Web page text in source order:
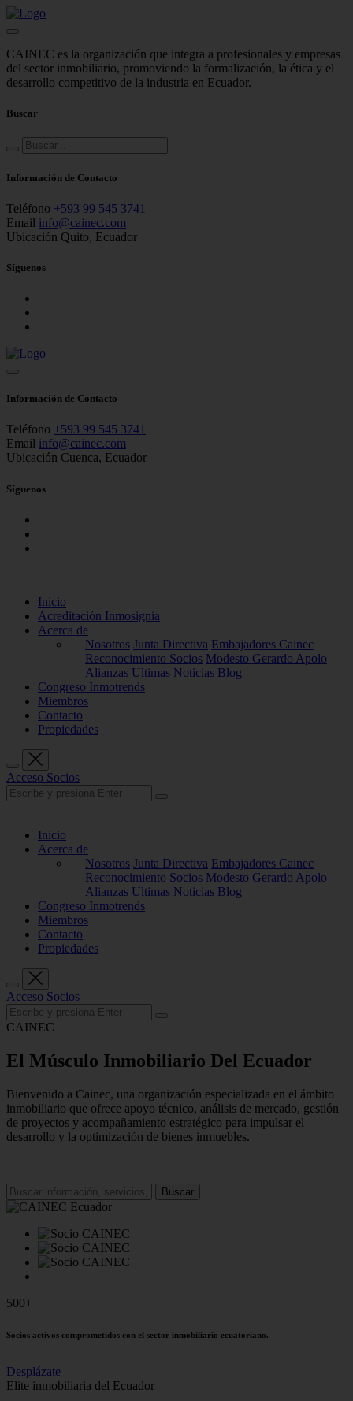
CAINEC es la organización que integra a profesionales y empresas
del sector inmobiliario, promoviendo la formalización, la ética y el
desarrollo competitivo de la industria en Ecuador.
Buscar
Información de Contacto
Teléfono +593 99 545 3741
Email info@cainec.com
Ubicación Quito, Ecuador
Síguenos
Información de Contacto
Teléfono +593 99 545 3741
Email info@cainec.com
Ubicación Cuenca, Ecuador
Síguenos
Inicio
Acreditación Inmosignia
Acerca de
Nosotros Junta Directiva Embajadores Cainec
Reconocimiento Socios Modesto Gerardo Apolo
Alianzas Ultimas Noticias Blog
Congreso Inmotrends
Miembros
Contacto
Propiedades
Acceso Socios
Inicio
Acerca de
Nosotros Junta Directiva Embajadores Cainec
Reconocimiento Socios Modesto Gerardo Apolo
Alianzas Ultimas Noticias Blog
Congreso Inmotrends
Miembros
Contacto
Propiedades
Acceso Socios
CAINEC
El Músculo Inmobiliario Del Ecuador
Bienvenido a Cainec, una organización especializada en el ámbito
inmobiliario que ofrece apoyo técnico, análisis de mercado, gestión
de proyectos y acompañamiento estratégico para impulsar el
desarrollo y la optimización de bienes inmuebles.
Buscar
500+
Socios activos comprometidos con el sector inmobiliario ecuatoriano.
Desplázate
Elite inmobiliaria del Ecuador